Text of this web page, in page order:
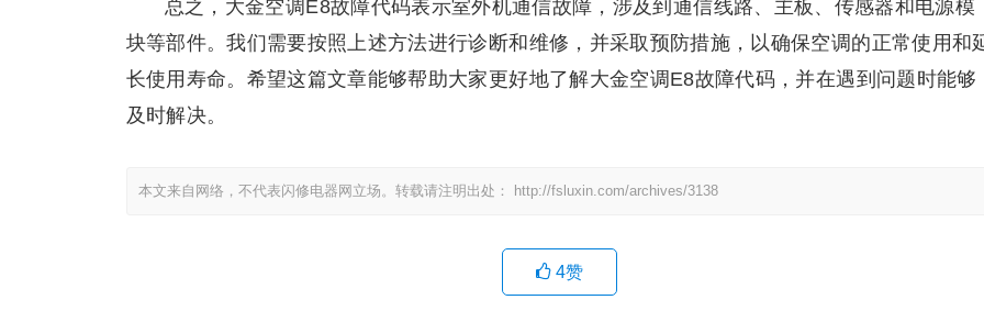
总之，大金空调E8故障代码表示室外机通信故障，涉及到通信线路、主板、传感器和电源模
块等部件。我们需要按照上述方法进行诊断和维修，并采取预防措施，以确保空调的正常使用和
长使用寿命。希望这篇文章能够帮助大家更好地了解大金空调E8故障代码，并在遇到问题时能够
及时解决。
本文来自网络，不代表闪修电器网立场。转载请注明出处： http://fsluxin.com/archives/3138
4赞